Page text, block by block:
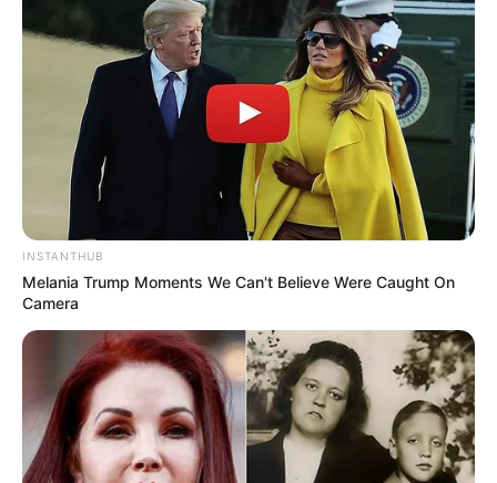
INSTANTHUB
Melania Trump Moments We Can't Believe Were Caught On
Camera